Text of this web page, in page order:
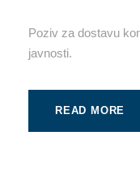
Poziv za dostavu
javnosti.
READ MORE